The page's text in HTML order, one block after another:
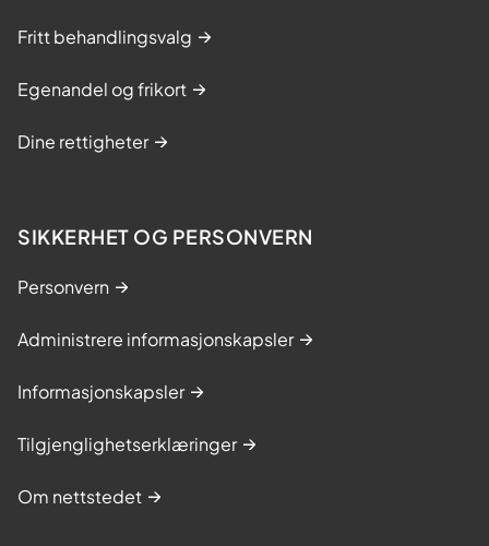
Fritt behandlingsvalg
Egenandel og frikort
Dine rettigheter
SIKKERHET OG PERSONVERN
Personvern
Administrere informasjonskapsler
Informasjonskapsler
Tilgjenglighetserklæringer
Om nettstedet